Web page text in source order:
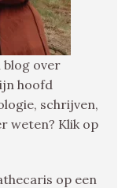
blog over
hoofd
schrijven,
weten? Klik op
op een